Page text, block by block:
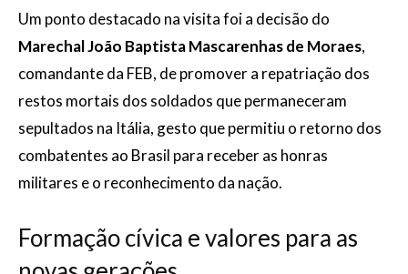
Um ponto destacado na visita foi a decisão do
Marechal João Baptista Mascarenhas de Moraes,
comandante da FEB, de promover a repatriação dos
restos mortais dos soldados que permaneceram
sepultados na Itália, gesto que permitiu o retorno dos
combatentes ao Brasil para receber as honras
militares e o reconhecimento da nação.
Formação cívica e valores para as